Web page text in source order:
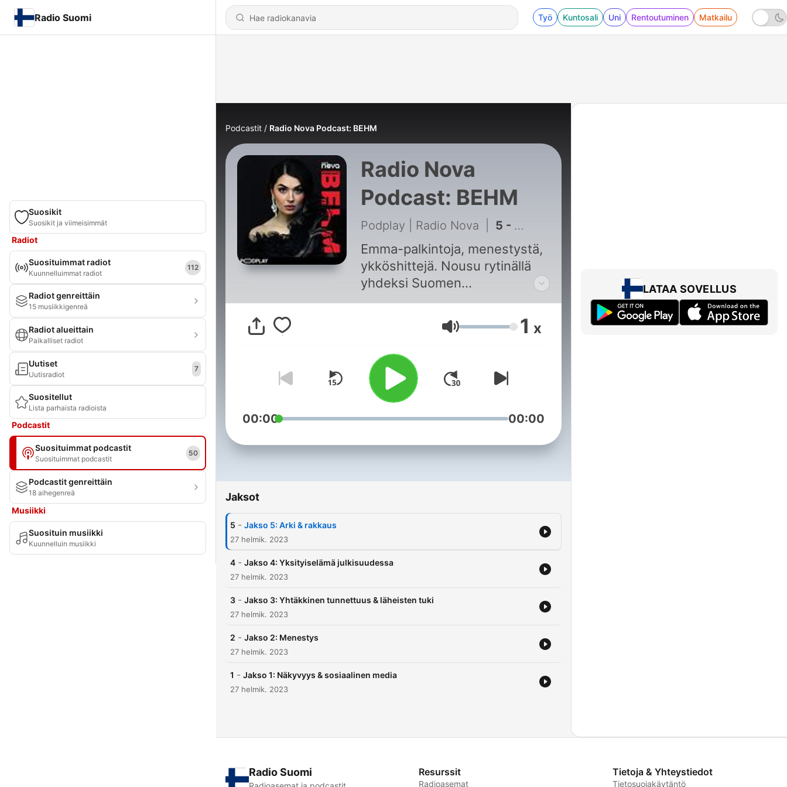
Radio Suomi Työ Kuntosali Uni Rentoutuminen Matkailu
Suosikit
Suosikit ja viimeisimmät
Radiot
Suosituimmat radiot
Kuunnelluimmat radiot
112
Radiot genreittäin
15 musiikkigenreä
Radiot alueittain
Paikalliset radiot
Uutiset
Uutisradiot
7
Suositellut
Lista parhaista radioista
Podcastit
Suosituimmat podcastit
Suosituimmat podcastit
50
Podcastit genreittäin
18 aihegenreä
Musiikki
Suosituin musiikki
Kuunnelluin musiikki
Podcastit Radio Nova Podcast: BEHM
Radio Nova
Podcast: BEHM
Podplay | Radio Nova 5 - Jakso 5: Arki & rakkaus
Emma-palkintoja, menestystä,
ykköshittejä. Nousu rytinällä
yhdeksi Suomen
ykkösartisteista. Julkisuutta,
nettikirjoittelua, kysymyksiä.
Kuka on Rita Behm? Artisti,
biisinkirjoittaja ja oman
musiikkinsa tuottava BEHM
kertoo, millaisen on ollut hänen
matkansa nuorten biisileiriltä
suursuosioon. Tämä on ”Radio
Haastattelijana Esko
Äänenvoimakkuus
1 x
00:00 00:00
Jaksot
5 - Jakso 5: Arki & rakkaus
27 helmik. 2023
4 - Jakso 4: Yksityiselämä julkisuudessa
27 helmik. 2023
3 - Jakso 3: Yhtäkkinen tunnettuus & läheisten tuki
27 helmik. 2023
2 - Jakso 2: Menestys
27 helmik. 2023
1 - Jakso 1: Näkyvyys & sosiaalinen media
27 helmik. 2023
LATAA SOVELLUS
Radio Suomi Resurssit
Radioasemat
Tietoja & Yhteystiedot
Tietosuojakäytäntö